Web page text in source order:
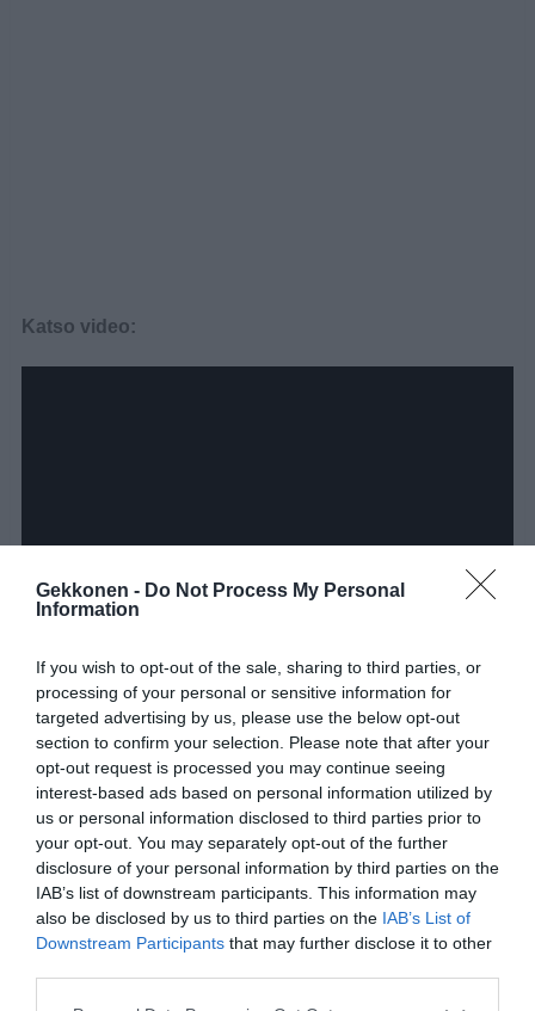
Gekkonen - Do Not Process My Personal
Information
If you wish to opt-out of the sale, sharing to third parties, or
processing of your personal or sensitive information for
targeted advertising by us, please use the below opt-out
section to confirm your selection. Please note that after your
opt-out request is processed you may continue seeing
interest-based ads based on personal information utilized by
us or personal information disclosed to third parties prior to
your opt-out. You may separately opt-out of the further
disclosure of your personal information by third parties on the
IAB’s list of downstream participants. This information may
also be disclosed by us to third parties on the IAB’s List of
Downstream Participants that may further disclose it to other
Katso video:
Jaa video myös ystävillesi, jos pidit siitä!
Jaa artikkeli:
F M X W C S